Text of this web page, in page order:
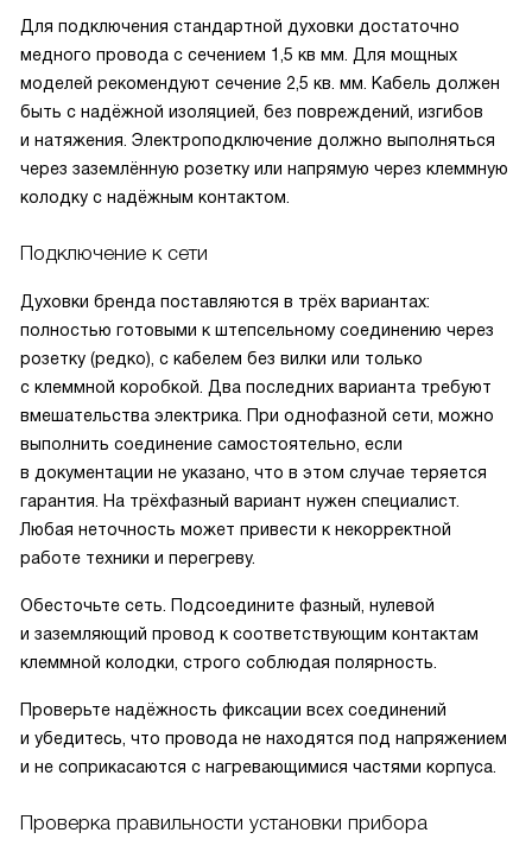
Для подключения стандартной духовки достаточно
медного провода с сечением 1,5 кв мм. Для мощных
моделей рекомендуют сечение 2,5 кв. мм. Кабель должен
быть с надёжной изоляцией, без повреждений, изгибов
и натяжения. Электроподключение должно выполняться
через заземлённую розетку или напрямую через клеммную
колодку с надёжным контактом.
Подключение к сети
Духовки бренда поставляются в трёх вариантах:
полностью готовыми к штепсельному соединению через
розетку (редко), с кабелем без вилки или только
с клеммной коробкой. Два последних варианта требуют
вмешательства электрика. При однофазной сети, можно
выполнить соединение самостоятельно, если
в документации не указано, что в этом случае теряется
гарантия. На трёхфазный вариант нужен специалист.
Любая неточность может привести к некорректной
работе техники и перегреву.
Обесточьте сеть. Подсоедините фазный, нулевой
и заземляющий провод к соответствующим контактам
клеммной колодки, строго соблюдая полярность.
Проверьте надёжность фиксации всех соединений
и убедитесь, что провода не находятся под напряжением
и не соприкасаются с нагревающимися частями корпуса.
Проверка правильности установки прибора